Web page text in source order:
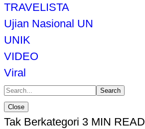
TRAVELISTA
Ujian Nasional UN
UNIK
VIDEO
Viral
Search
Close
Tak Berkategori 3 MIN READ